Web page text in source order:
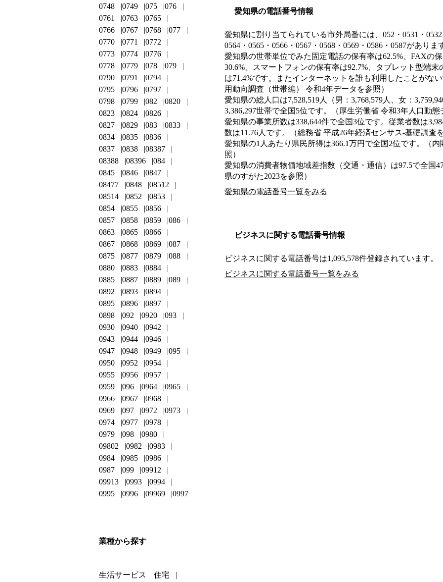
愛知県の電話番号情報
愛知県に割り当てられている市外局番には、052・0531・0532
0564・0565・0566・0567・0568・0569・0586・0587がありま
愛知県の世帯単位でみた固定電話の保有率は62.5%、FAXの
30.6%、スマートフォンの保有率は92.7%、タブレット型端
は71.4%です。またインターネットを誰も利用したことがな
用動向調査（世帯編） 令和4年データを参照）
愛知県の総人口は7,528,519人（男：3,768,579人、女：
3,386,297世帯で全国5位です。（厚生労働省 令和3年人口動
愛知県の事業所数は338,644件で全国3位です。従業者数は
数は11.76人です。（総務省 平成26年経済センサス‐基礎調査
愛知県の1人あたり県民所得は366.1万円で全国2位です。（
照）
愛知県の消費者物価地域差指数（交通・通信）は97.5で全国
県のすがた2023を参照）
愛知県の電話番号一覧をみる
ビジネスに関する電話番号情報
ビジネスに関する電話番号は1,095,578件登録されています。
ビジネスに関する電話番号一覧をみる
0748
0749 075
076
0761
0763
0765
0766
0767 0768
077
0770
0771
0772
0773
0774
0776
0778
0779 078
079
0790
0791
0794
0795
0796
0797
0798
0799 082
0820
0823
0824
0826
0827
0829 083
0833
0834
0835
0836
0837
0838
08387
08388
08396
084
0845
0846
0847
08477
0848
08512
08514
0852
0853
0854
0855
0856
0857
0858 0859
086
0863
0865
0866
0867
0868 0869
087
0875
0877 0879
088
0880
0883
0884
0885
0887 0889
089
0892
0893
0894
0895
0896
0897
0898
092 0920
093
0930
0940
0942
0943
0944
0946
0947
0948 0949
095
0950
0952
0954
0955
0956
0957
0959
096 0964
0965
0966
0967
0968
0969
097 0972
0973
0974
0977
0978
0979
098
0980
09802
0982
0983
0984
0985
0986
0987
099
09912
09913
0993
0994
0995
0996 09969 0997
業種から探す
生活サービス 住宅